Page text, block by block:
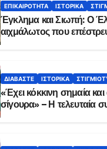
ΕΠΙΚΑΙΡΌΤΗΤΑ ΙΣΤΟΡΙΚΆ
Έγκλημα και Σιωπή: Ο
αιχμάλωτος που
ΔΙΑΒΆΣΤΕ ΙΣΤΟΡΙΚΆ
«Έχει κόκκινη σημαία
σίγουρα» – Η τελευταία